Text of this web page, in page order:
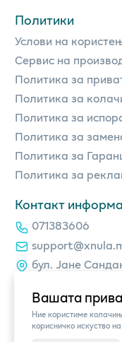
Вашата
Ние користиме
корисничко искуство
Политики
Услови на
Сервис на
Политика за
Политика за
Политика за
Политика за
Политика за
Политика за
Контакт
071383606
бул. Јане